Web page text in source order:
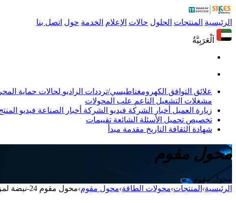
الرئيسية المنتجات الحلول حالات الإعلام الخدمة حول اتصل بنا
اَلْعَرَبِيَّةُ
علائق التوافق الكهرومغناطيسي/ترددات الراديو لحالات حماية
مشغلات التشغيل الناعم علب المحولات
زيارة العميل أخبار الشركة فيديو الشركة أخبار الصناعة فيديو
تخصيص تحميل الأسئلة الشائعة تقييمات
شهادة الثقافة التاريخ مقدمة مبدأ
محول مقوم
محول مقوم
الرئيسية› المنتجات›محولات الطاقة›محول مقوم›محول مقوم 24-نبضة لمزود طاقة الطلاء الكهربائي 200 كيلو فولت أمبير